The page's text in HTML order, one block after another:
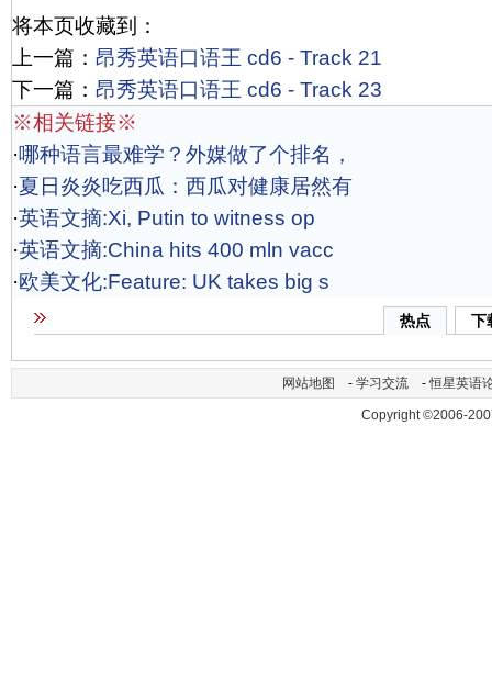
将本页收藏到：
上一篇： 昂秀英语口语王 cd6 - Track 21
下一篇： 昂秀英语口语王 cd6 - Track 23
※相关链接※
·哪种语言最难学？外媒做了个排名，
·夏日炎炎吃西瓜：西瓜对健康居然有
·英语文摘:Xi, Putin to witness op
·英语文摘:China hits 400 mln vacc
·欧美文化:Feature: UK takes big s
热点 下
网站地图 - 学习交流 -恒星英语
Copyright ©2006-